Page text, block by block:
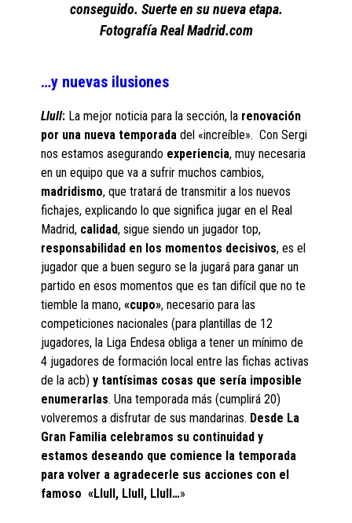
conseguido. Suerte en su nueva etapa.
Fotografía Real Madrid.com
…y nuevas ilusiones
Llull: La mejor noticia para la sección, la renovación
por una nueva temporada del «increíble». Con Sergi
nos estamos asegurando experiencia, muy necesaria
en un equipo que va a sufrir muchos cambios,
madridismo, que tratará de transmitir a los nuevos
fichajes, explicando lo que significa jugar en el Real
Madrid, calidad, sigue siendo un jugador top,
responsabilidad en los momentos decisivos, es el
jugador que a buen seguro se la jugará para ganar un
partido en esos momentos que es tan difícil que no te
tiemble la mano,«cupo», necesario para las
competiciones nacionales (para plantillas de 12
jugadores, la Liga Endesa obliga a tener un mínimo de
4 jugadores de formación local entre las fichas activas
de la acb)y tantísimas cosas que sería imposible
enumerarlas. Una temporada más (cumplirá 20)
volveremos a disfrutar de sus mandarinas. Desde La
Gran Familia celebramos su continuidad y
estamos deseando que comience la temporada
para volver a agradecerle sus acciones con el
famoso «Llull, Llull, Llull…»